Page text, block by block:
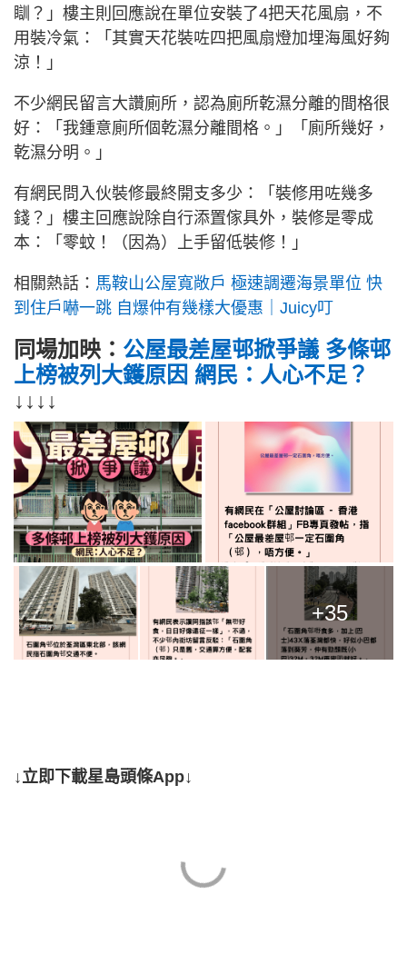
瞓？」樓主則回應說在單位安裝了4把天花風扇，不
用裝冷氣：「其實天花裝咗四把風扇燈加埋海風好夠
涼！」
不少網民留言大讚廁所，認為廁所乾濕分離的間格很
好：「我鍾意廁所個乾濕分離間格。」「廁所幾好，
乾濕分明。」
有網民問入伙裝修最終開支多少：「裝修用咗幾多
錢？」樓主回應說除自行添置傢具外，裝修是零成
本：「零蚊！（因為）上手留低裝修！」
相關熱話： 馬鞍山公屋寬敞戶 極速調遷海景單位 快
到住戶嚇一跳 自爆仲有幾樣大優惠｜Juicy叮
同場加映： 公屋最差屋邨掀爭議 多條邨
上榜被列大鑊原因 網民：人心不足？
↓↓↓↓
+35
↓立即下載星島頭條App↓